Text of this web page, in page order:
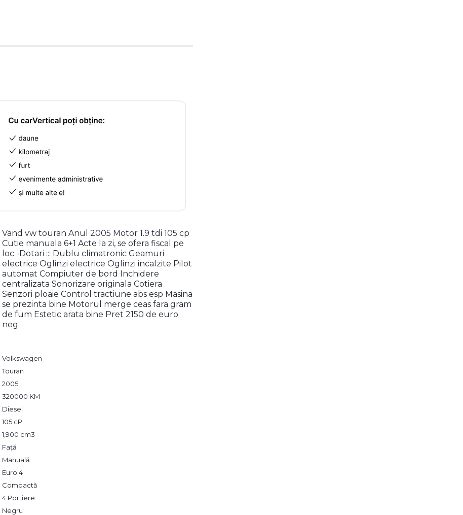
Vand vw touran Anul 2005 Motor 1.9 tdi 105 cp
Cutie manuala 6+1 Acte la zi, se ofera fiscal pe
loc -Dotari ::: Dublu climatronic Geamuri
electrice Oglinzi electrice Oglinzi incalzite Pilot
automat Compiuter de bord Inchidere
centralizata Sonorizare originala Cotiera
Senzori ploaie Control tractiune abs esp Masina
se prezinta bine Motorul merge ceas fara gram
de fum Estetic arata bine Pret 2150 de euro
neg.
Volkswagen
Touran
2005
320000 KM
Diesel
105 cP
1,900 cm3
Față
Manuală
Euro 4
Compactă
4 Portiere
Negru